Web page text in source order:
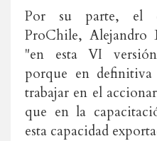
Por su parte, el
ProChile, Alejandro
"en esta VI
porque en
trabajar en el
que en la
esta capacidad